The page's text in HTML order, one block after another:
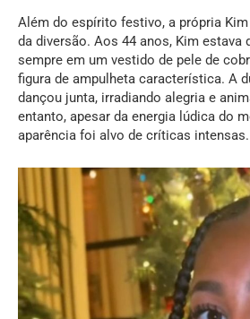
Além do espírito festivo, a própria
da diversão. Aos 44 anos, Kim estava
sempre em um vestido de pele de
figura de ampulheta característica. A
dançou junta, irradiando alegria e
entanto, apesar da energia lúdica do
aparência foi alvo de críticas intensas.